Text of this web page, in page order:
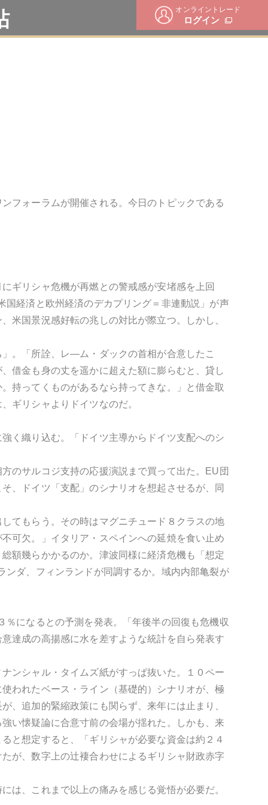
オンライントレード
ログイン
フォーラムが開催される。今日のトピックである
ギリシャ危機が再燃との警戒感が安堵感を上回
経済と欧州経済のデカプリング＝非連動説」が声
米国景況感好転の兆しの対比が際立つ。しかし、
。「所詮、レ―ム・ダックの首相が合意したこ
借金も身の丈を遥かに超えた額に膨らむと、貸し
持ってくものがあるなら持ってきな。」と借金取
ギリシャよりドイツなのだ。
く織り込む。「ドイツ主導からドイツ支配へのシ
のサルコジ支持の応援演説まで買って出た。EU団
、ドイツ「支配」のシナリオを想起させるが、同
てもらう。その時はマグニチュード８クラスの地
可欠。」イタリア・スペインへの延焼を食い止め
額幾らかかるのか。津波同様に経済危機も「想定
ダ、フィンランドが同調するか。域内内部亀裂が
になるとの予測を発表。「年後半の回復も危機収
達成の高揚感に水を差すような統計を自ら発表す
ンシャル・タイムズ紙がすっぱ抜いた。１０ペー
われたベース・ライン（基礎的）シナリオが、極
、追加的緊縮政策にも関らず、来年には止まり、
い懐疑論に合意寸前の会場が揺れた。しかも、来
と想定すると、「ギリシャが必要な資金は約２４
が、数字上の辻褄合わせによるギリシャ財政赤字
は、これまで以上の痛みを感じる覚悟が必要だ。